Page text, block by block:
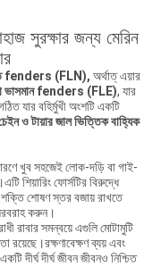
সুরক্ষার জন্য মেরিন
fenders (FLN), অর্থাত্ এয়ার
ভাসমান fenders (FLE), যার
যার বহির্মুখী অংশটি একটি
ও টায়ার জাল ভিত্তিক বাহ্যিক
খুব সহজেই লোক-দড়ি বা গাই-
শিয়ারিং ফোর্সটির বিরুদ্ধে
শোষণ স্তর বজায় রাখতে
করুন।
রাবার সমন্বয়ে এগুলি মোটামুটি
রয়েছে।রক্ষণাবেক্ষণ ব্যয় এবং
দীর্ঘ দীর্ঘ জীবন জীবনও নিশ্চিত